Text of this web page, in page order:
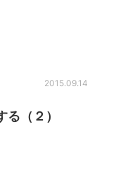
2015.09.14
（２）